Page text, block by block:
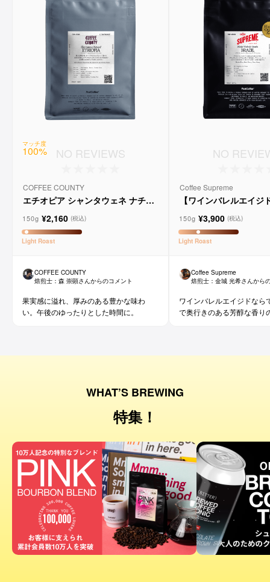
マッチ度
100% NO REVIEWS
COFFEE COUNTY
エチオピア シャンタウェネ ナチュ
150g ¥2,160 (税込)
Light Roast
COFFEE COUNTY
焙煎士： 森 崇顕さんからのコメント
果実感に溢れ、厚みのある豊かな味わ
い。午後のゆったりとした時間に。
NO
Coffee Supreme
【ワインバレルエイジ
ョ
150g ¥3,900 (税込)
Light Roast
Coffee Supreme
焙煎士： 金城 光希さんから
ワインバレルエイジドなら
で奥行きのある芳醇な香り
WHAT’S BREWING
特集！